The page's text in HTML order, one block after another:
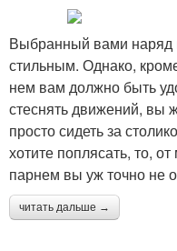
Выбранный вами наряд
стильным. Однако,
нем вам должно быть
стеснять движений, вы
просто сидеть за
хотите поплясать, то,
парнем вы уж точно не
читать дальше →